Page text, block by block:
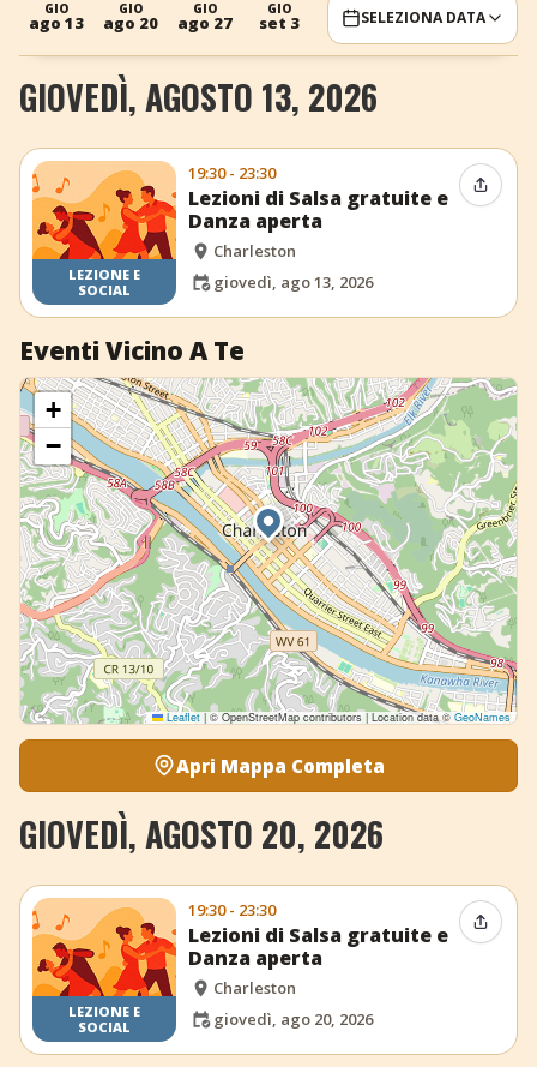
+ Aggiungi evento
GIO
ago 13
GIO
ago 20
GIO
ago 27
GIO
set 3 SELEZIONA DATA
GIOVEDÌ, AGOSTO 13, 2026
LEZIONE E
SOCIAL
19:30 - 23:30
Lezioni di Salsa gratuite e
Danza aperta
Charleston
giovedì, ago 13, 2026
Eventi Vicino A Te
+
−
Leaflet |© OpenStreetMap contributors | Location data ©GeoNames
Apri Mappa Completa
GIOVEDÌ, AGOSTO 20, 2026
LEZIONE E
SOCIAL
19:30 - 23:30
Lezioni di Salsa gratuite e
Danza aperta
Charleston
giovedì, ago 20, 2026